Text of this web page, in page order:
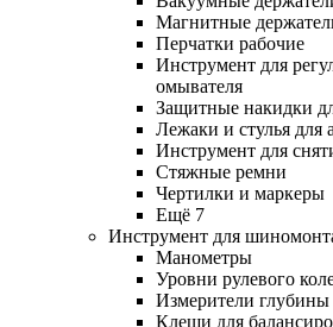
Магнитные
Перчатки рабочие
Инструмент для
омывателя
Защитные накидки
Лежаки и стулья для
Инструмент для
Стяжные ремни
Чертилки и маркеры
Ещё 7
Инструмент для
Манометры
Уровни рулевого
Измерители глубины
Клещи для